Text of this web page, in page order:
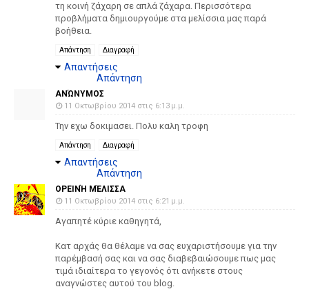
τη κοινή ζάχαρη σε απλά ζάχαρα. Περισσότερα
προβλήματα δημιουργούμε στα μελίσσια μας παρά
βοήθεια.
Απάντηση Διαγραφή
Απαντήσεις
Απάντηση
ΑΝΏΝΥΜΟΣ
11 Οκτωβρίου 2014 στις 6:13 μ.μ.
Την εχω δοκιμασει. Πολυ καλη τροφη
Απάντηση Διαγραφή
Απαντήσεις
Απάντηση
ΟΡΕΙΝΉ ΜΈΛΙΣΣΑ
11 Οκτωβρίου 2014 στις 6:21 μ.μ.
Αγαπητέ κύριε καθηγητά,
Κατ αρχάς θα θέλαμε να σας ευχαριστήσουμε για την
παρέμβασή σας και να σας διαβεβαιώσουμε πως μας
τιμά ιδιαίτερα το γεγονός ότι ανήκετε στους
αναγνώστες αυτού του blog.